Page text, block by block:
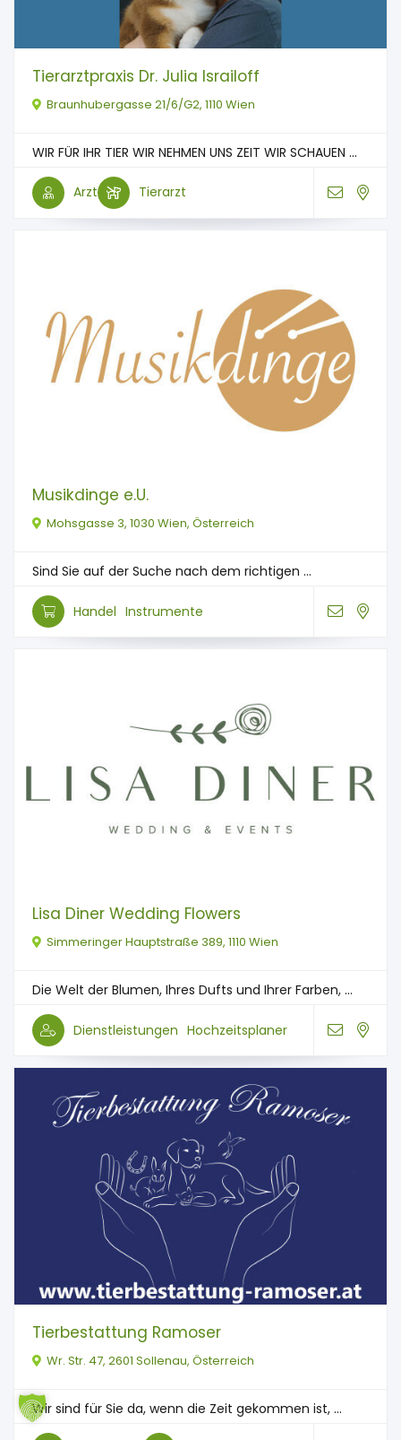
Tierarztpraxis Dr. Julia Israiloff
Braunhubergasse 21/6/G2, 1110 Wien
WIR FÜR IHR TIER WIR NEHMEN UNS ZEIT WIR SCHAUEN ...
Arzt Tierarzt
Musikdinge e.U.
Mohsgasse 3, 1030 Wien, Österreich
Sind Sie auf der Suche nach dem richtigen ...
Handel Instrumente
Lisa Diner Wedding Flowers
Simmeringer Hauptstraße 389, 1110 Wien
Die Welt der Blumen, Ihres Dufts und Ihrer Farben, ...
Dienstleistungen Hochzeitsplaner
Tierbestattung Ramoser
Wr. Str. 47, 2601 Sollenau, Österreich
Wir sind für Sie da, wenn die Zeit gekommen ist, ...